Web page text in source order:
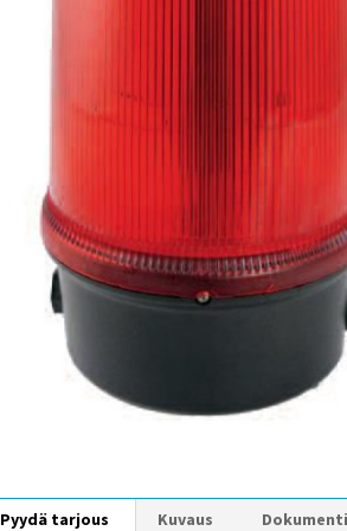
Pyydä tarjous Kuvaus